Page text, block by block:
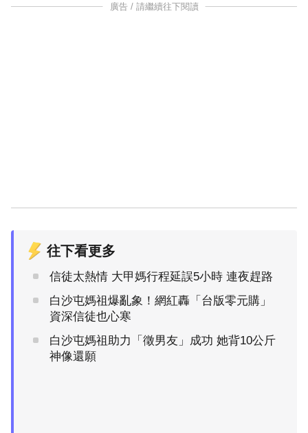
廣告 / 請繼續往下閱讀
往下看更多
信徒太熱情 大甲媽行程延誤5小時 連夜趕路
白沙屯媽祖爆亂象！網紅轟「台版零元購」
資深信徒也心寒
白沙屯媽祖助力「徵男友」成功 她背10公斤
神像還願